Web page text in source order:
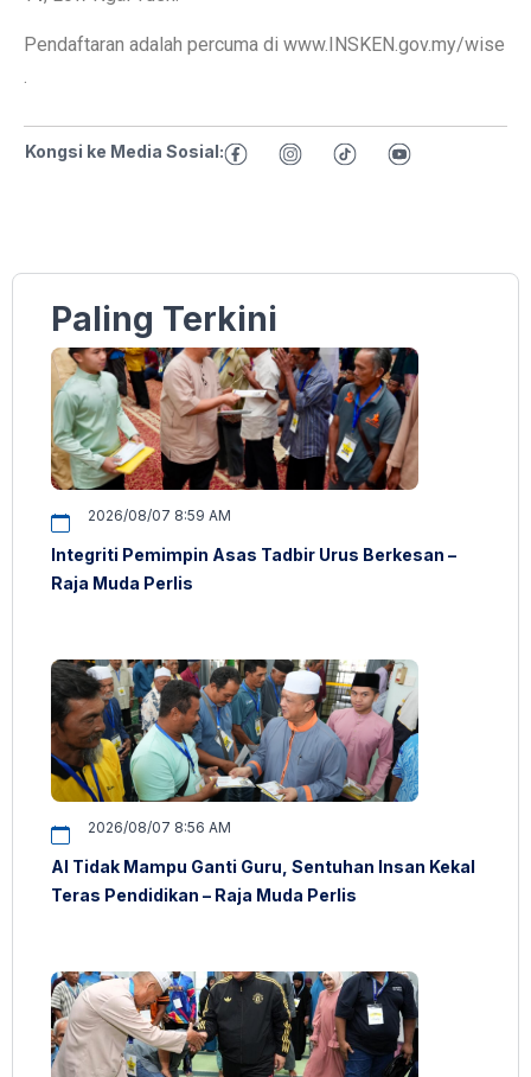
Pendaftaran adalah percuma di www.INSKEN.gov.my/wise
Kongsi ke Media Sosial:
Paling Terkini
2026/08/07 8:59 AM
Integriti Pemimpin Asas Tadbir Urus Berkesan –
Raja Muda Perlis
2026/08/07 8:56 AM
AI Tidak Mampu Ganti Guru, Sentuhan Insan Kekal
Teras Pendidikan – Raja Muda Perlis